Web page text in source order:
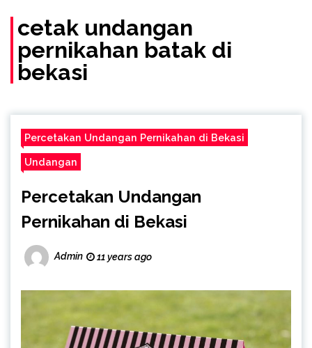
cetak undangan
pernikahan batak di
bekasi
Percetakan Undangan Pernikahan di Bekasi
Undangan
Percetakan Undangan
Pernikahan di Bekasi
Admin 11 years ago